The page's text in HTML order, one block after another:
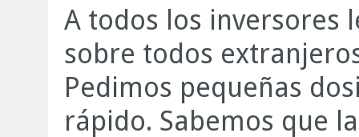
A todos los inversores
sobre todos
Pedimos pequeñas
rápido. Sabemos que